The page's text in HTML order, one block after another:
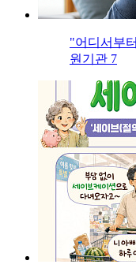
"어디서부
원기관 7